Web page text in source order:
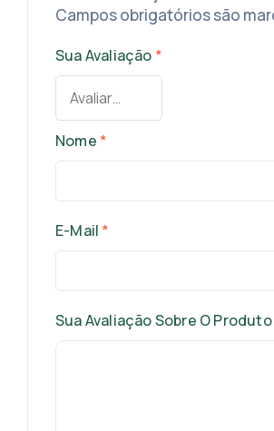
Campos obrigatórios são
Sua Avaliação *
Sua Avaliação Sobre O Produto
Nome *
E-Mail *